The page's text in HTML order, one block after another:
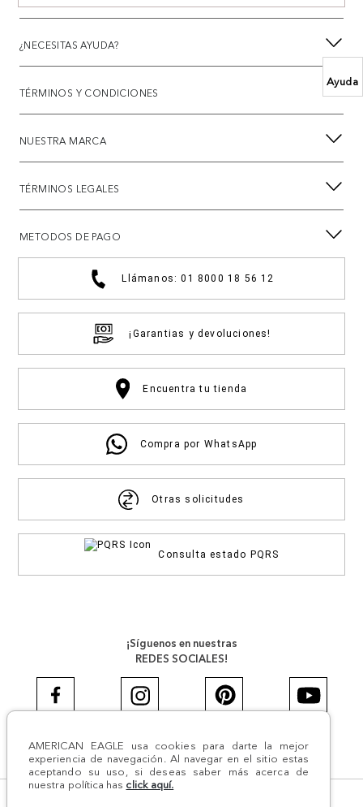
Ayuda
AMERICAN EAGLE usa cookies para darte la mejor
experiencia de navegación. Al navegar en el sitio estas
aceptando su uso, si deseas saber más acerca de
nuestra política has click aquí.
¿NECESITAS AYUDA?
TÉRMINOS Y CONDICIONES
NUESTRA MARCA
TÉRMINOS LEGALES
METODOS DE PAGO
Llámanos: 01 8000 18 56 12
¡Garantias y devoluciones!
Encuentra tu tienda
Compra por WhatsApp
Otras solicitudes
Consulta estado PQRS
¡Síguenos en nuestras
REDES SOCIALES!
#AEJEANS #AerieREALCOL